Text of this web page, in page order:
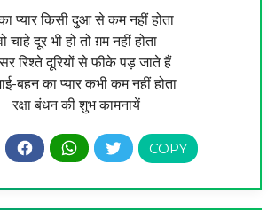
प्यार किसी दुआ से कम नहीं होता
चाहे दूर भी हो तो ग़म नहीं होता
रिश्ते दूरियों से फीके पड़ जाते हैं
बहन का प्यार कभी कम नहीं होता
रक्षा बंधन की शुभ कामनायें